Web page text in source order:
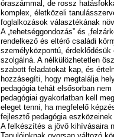
óraszámmal, de rossz
komplex, életközeli
foglalkozások választékának
A „tehetséggondozás” és
rendelkező és eltérő családi
személyközpontú,
szolgálná. A nélkülözhetetlen
szabott feladatokat kap, és
hozzásegíti, hogy megtalálja
pedagógia tehát elsősorban
pedagógiai gyakorlatban kell
eleget tenni, ha megfelelő
fejlesztő pedagógia eszközeinek
A felkészítés a jövő kihívásaira